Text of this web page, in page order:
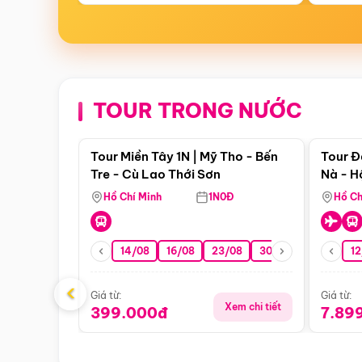
TOUR TRONG NƯỚC
Điểm nổi bật
Tour Miền Tây 1N | Mỹ Tho - Bến
Tre - Cù Lao Thới Sơn
Hồ Chí Minh 1N0Đ
14/08 16/08 23/08 30/08 06/09
Giá từ:
399.000đ Xem chi tiết
Tour
Nà -
Nha
Hồ
Giá từ:
‹